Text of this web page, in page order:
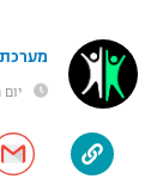
"מעל הליגה"
"מחצית
מכבי נתניה
בני יהודה
ליגות נוספות
UFC
היאבקות WWE
מערכת
יום